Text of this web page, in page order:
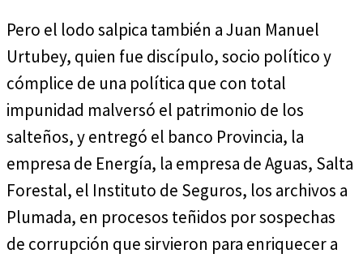
Pero el lodo salpica también a Juan Manuel
Urtubey, quien fue discípulo, socio político y
cómplice de una política que con total
impunidad malversó el patrimonio de los
salteños, y entregó el banco Provincia, la
empresa de Energía, la empresa de Aguas, Salta
Forestal, el Instituto de Seguros, los archivos a
Plumada, en procesos teñidos por sospechas
de corrupción que sirvieron para enriquecer a